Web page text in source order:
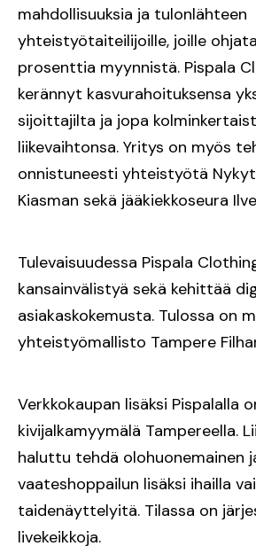
mahdollisuuksia ja tulonlähteen
yhteistyötaiteilijoille, joille
prosenttia myynnistä. Pispala
kerännyt kasvurahoituksensa
sijoittajilta ja jopa
liikevaihtonsa. Yritys on myös
onnistuneesti yhteistyötä
Kiasman sekä jääkiekkoseura
Tulevaisuudessa Pispala
kansainvälistyä sekä kehittää
asiakaskokemusta. Tulossa on
yhteistyömallisto Tampere
Verkkokaupan lisäksi Pispalalla
kivijalkamyymälä Tampereella.
haluttu tehdä olohuonemainen
vaateshoppailun lisäksi ihailla
taidenäyttelyitä. Tilassa on
livekeikkoja.